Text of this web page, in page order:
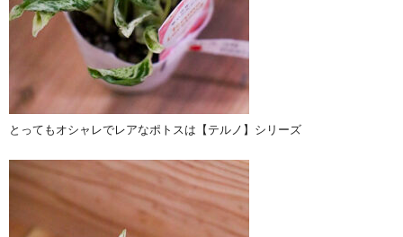
とってもオシャレでレアなポトスは【テルノ】シリーズ